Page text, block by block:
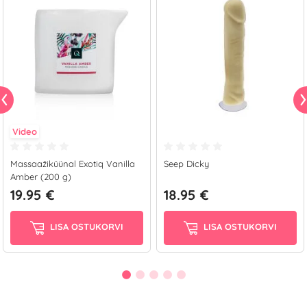
Video
Massaažiküünal Exotiq Vanilla
Amber (200 g)
19.95 €
LISA OSTUKORVI
Seep Dicky
18.95 €
LISA OSTUKORVI